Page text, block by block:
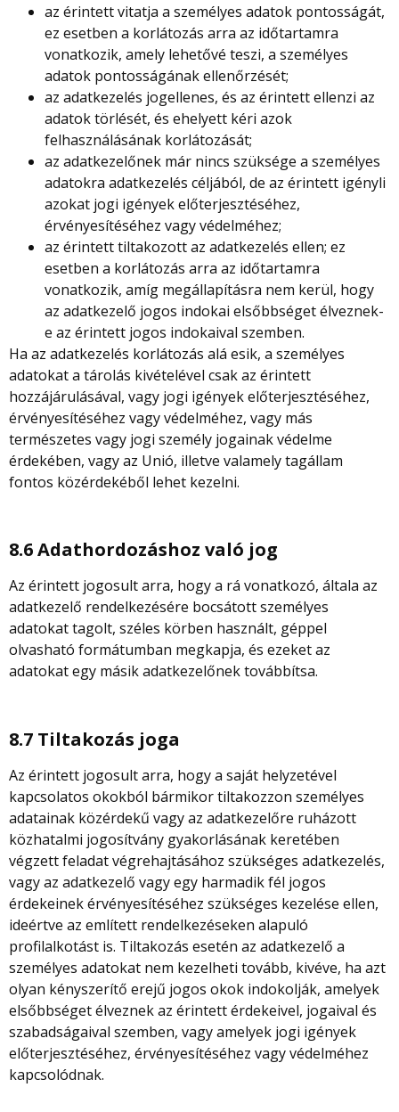
az érintett vitatja a személyes adatok pontosságát,
ez esetben a korlátozás arra az időtartamra
vonatkozik, amely lehetővé teszi, a személyes
adatok pontosságának ellenőrzését;
az adatkezelés jogellenes, és az érintett ellenzi az
adatok törlését, és ehelyett kéri azok
felhasználásának korlátozását;
az adatkezelőnek már nincs szüksége a személyes
adatokra adatkezelés céljából, de az érintett igényli
azokat jogi igények előterjesztéséhez,
érvényesítéséhez vagy védelméhez;
az érintett tiltakozott az adatkezelés ellen; ez
esetben a korlátozás arra az időtartamra
vonatkozik, amíg megállapításra nem kerül, hogy
az adatkezelő jogos indokai elsőbbséget élveznek-
e az érintett jogos indokaival szemben.
Ha az adatkezelés korlátozás alá esik, a személyes
adatokat a tárolás kivételével csak az érintett
hozzájárulásával, vagy jogi igények előterjesztéséhez,
érvényesítéséhez vagy védelméhez, vagy más
természetes vagy jogi személy jogainak védelme
érdekében, vagy az Unió, illetve valamely tagállam
fontos közérdekéből lehet kezelni.
8.6 Adathordozáshoz való jog
Az érintett jogosult arra, hogy a rá vonatkozó, általa az
adatkezelő rendelkezésére bocsátott személyes
adatokat tagolt, széles körben használt, géppel
olvasható formátumban megkapja, és ezeket az
adatokat egy másik adatkezelőnek továbbítsa.
8.7 Tiltakozás joga
Az érintett jogosult arra, hogy a saját helyzetével
kapcsolatos okokból bármikor tiltakozzon személyes
adatainak közérdekű vagy az adatkezelőre ruházott
közhatalmi jogosítvány gyakorlásának keretében
végzett feladat végrehajtásához szükséges adatkezelés,
vagy az adatkezelő vagy egy harmadik fél jogos
érdekeinek érvényesítéséhez szükséges kezelése ellen,
ideértve az említett rendelkezéseken alapuló
profilalkotást is. Tiltakozás esetén az adatkezelő a
személyes adatokat nem kezelheti tovább, kivéve, ha azt
olyan kényszerítő erejű jogos okok indokolják, amelyek
elsőbbséget élveznek az érintett érdekeivel, jogaival és
szabadságaival szemben, vagy amelyek jogi igények
előterjesztéséhez, érvényesítéséhez vagy védelméhez
kapcsolódnak.